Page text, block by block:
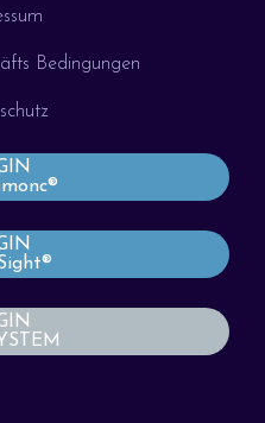
Bedingungen